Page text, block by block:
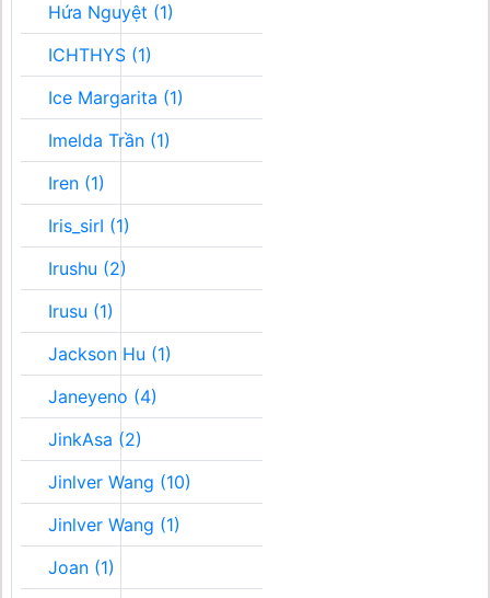
Hứa Nguyệt (1)
ICHTHYS (1)
Ice Margarita (1)
Imelda Trần (1)
Iren (1)
Iris_sirI (1)
Irushu (2)
Irusu (1)
Jackson Hu (1)
Janeyeno (4)
JinkAsa (2)
Jinlver Wang (10)
Jinlver Wang (1)
Joan (1)